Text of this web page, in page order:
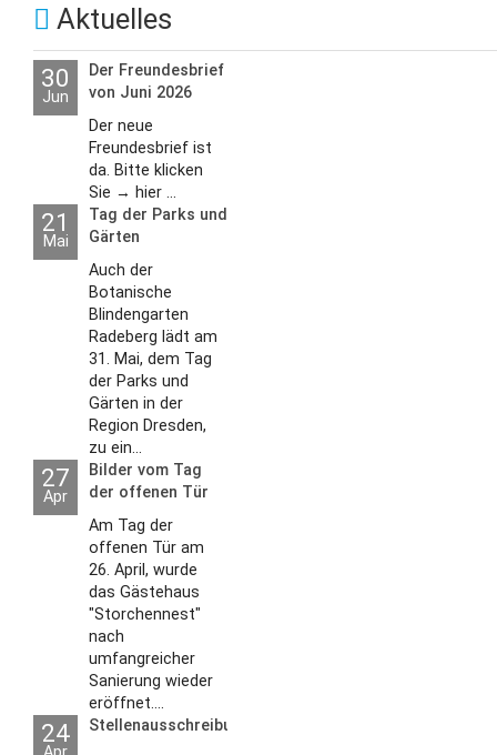
Aktuelles
30
Jun
Der Freundesbrief
von Juni 2026
Der neue
Freundesbrief ist
da. Bitte klicken
Sie → hier ...
21
Mai
Tag der Parks und
Gärten
Auch der
Botanische
Blindengarten
Radeberg lädt am
31. Mai, dem Tag
der Parks und
Gärten in der
Region Dresden,
zu ein...
27
Apr
Bilder vom Tag
der offenen Tür
2026
Am Tag der
offenen Tür am
26. April, wurde
das Gästehaus
"Storchennest"
nach
umfangreicher
Sanierung wieder
eröffnet....
24 Stellenausschreibungen